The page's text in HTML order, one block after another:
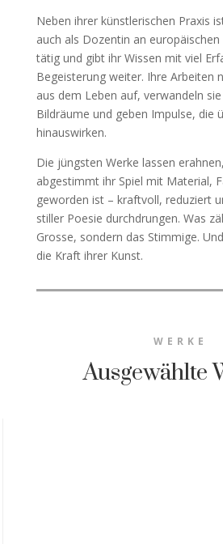
Neben ihrer künstlerischen Praxis
auch als Dozentin an
tätig und gibt ihr Wissen mit viel
Begeisterung weiter. Ihre Arbeiten
aus dem Leben auf, verwandeln
Bildräume und geben Impulse, die
hinauswirken.
Die jüngsten Werke lassen
abgestimmt ihr Spiel mit Material,
geworden ist – kraftvoll, reduziert
stiller Poesie durchdrungen. Was
Grosse, sondern das Stimmige.
die Kraft ihrer Kunst.
WERKE
Ausgewählte